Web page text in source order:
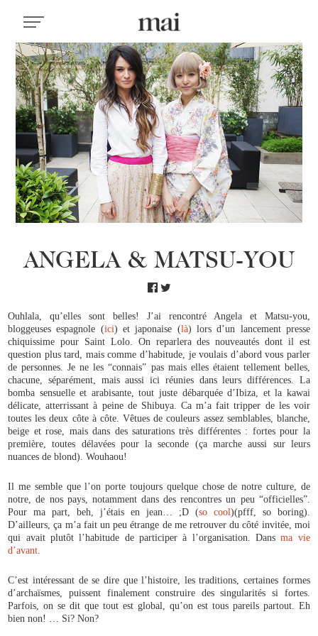
ANGELA & MATSU-YOU
Ouhlala, qu’elles sont belles! J’ai rencontré Angela et Matsu-you,
bloggeuses espagnole (ici) et japonaise (là) lors d’un lancement presse
chiquissime pour Saint Lolo. On reparlera des nouveautés dont il est
question plus tard, mais comme d’habitude, je voulais d’abord vous parler
de personnes. Je ne les “connais” pas mais elles étaient tellement belles,
chacune, séparément, mais aussi ici réunies dans leurs différences. La
bomba sensuelle et arabisante, tout juste débarquée d’Ibiza, et la kawai
délicate, atterrissant à peine de Shibuya. Ca m’a fait tripper de les voir
toutes les deux côte à côte. Vêtues de couleurs assez semblables, blanche,
beige et rose, mais dans des saturations très différentes : fortes pour la
première, toutes délavées pour la seconde (ça marche aussi sur leurs
nuances de blond). Wouhaou!
Il me semble que l’on porte toujours quelque chose de notre culture, de
notre, de nos pays, notamment dans des rencontres un peu “officielles”.
Pour ma part, beh, j’étais en jean… ;D (so cool)(pfff, so boring).
D’ailleurs, ça m’a fait un peu étrange de me retrouver du côté invitée, moi
qui avait plutôt l’habitude de participer à l’organisation. Dansma vie
d’avant.
C’est intéressant de se dire que l’histoire, les traditions, certaines formes
d’archaïsmes, puissent finalement construire des singularités si fortes.
Parfois, on se dit que tout est global, qu’on est tous pareils partout. Eh
bien non! … Si? Non?